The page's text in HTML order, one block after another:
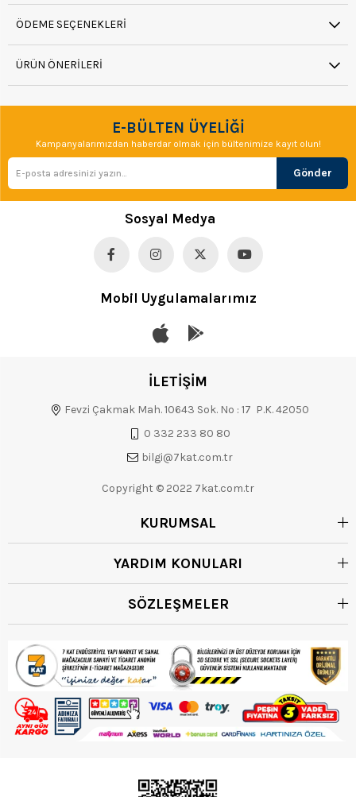
ÖDEME SEÇENEKLERI
ÜRÜN ÖNERILERI
E-BÜLTEN ÜYELİĞİ
Kampanyalarımızdan haberdar olmak için bültenimize kayıt olun!
Gönder
Sosyal Medya
Mobil Uygulamalarımız
İLETİŞİM
Fevzi Çakmak Mah. 10643 Sok. No : 17 P.K. 42050
0 332 233 80 80
bilgi@7kat.com.tr
Copyright © 2022 7kat.com.tr
KURUMSAL
YARDIM KONULARI
SÖZLEŞMELER